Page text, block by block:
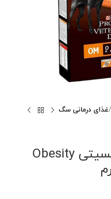
غذای درمانی سگ
غذای سگ رژیمی اوبسیتی Obesity